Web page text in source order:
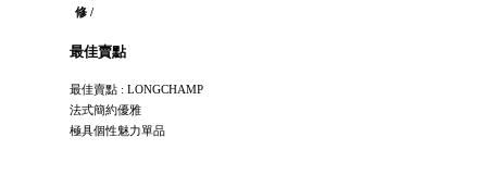
修 /
最佳賣點
最佳賣點 : LONGCHAMP
法式簡約優雅
極具個性魅力單品